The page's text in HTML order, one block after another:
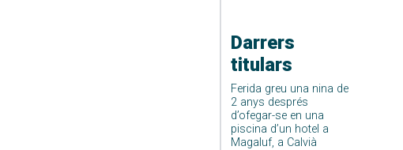
Darrers
titulars
Ferida greu una nina de
2 anys després
d’ofegar-se en una
piscina d’un hotel a
Magaluf, a Calvià